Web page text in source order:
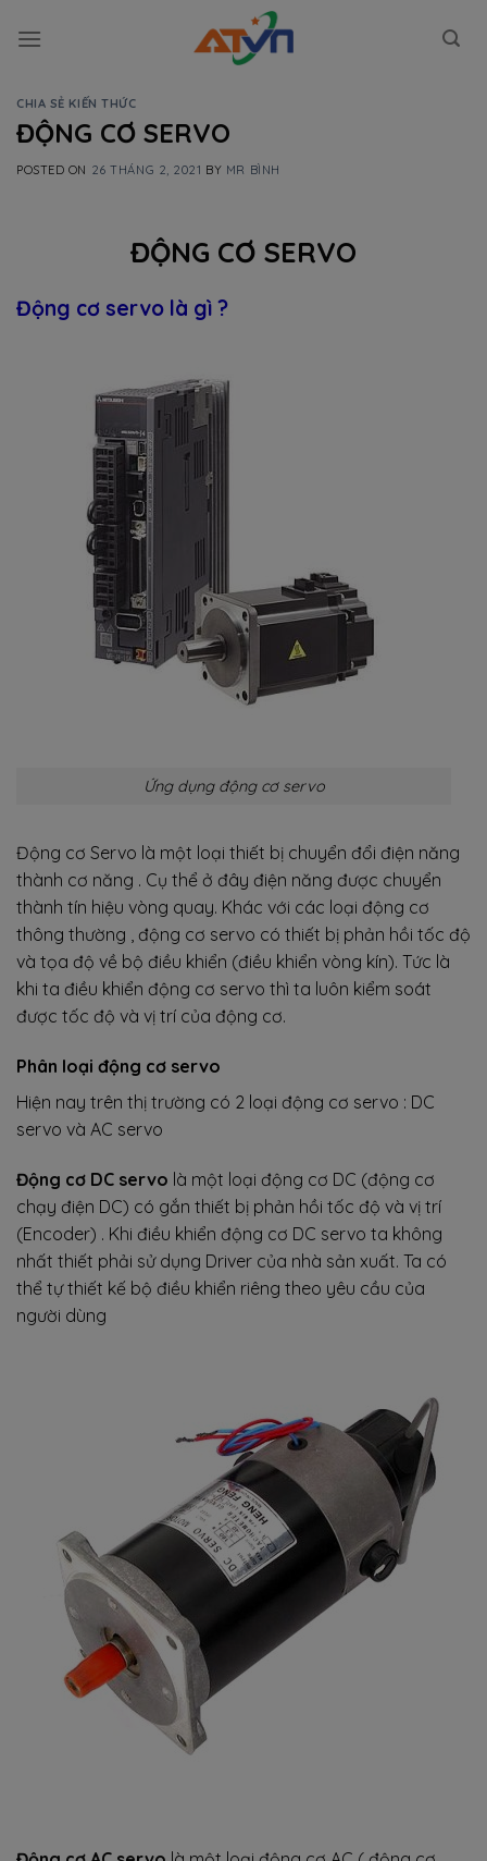
CHIA SẺ KIẾN THỨC
ĐỘNG CƠ SERVO
POSTED ON 26 THÁNG 2, 2021 BY MR BÌNH
ĐỘNG CƠ SERVO
Động cơ servo là gì ?
Ứng dụng động cơ servo
Động cơ Servo là một loại thiết bị chuyển đổi điện năng
thành cơ năng . Cụ thể ở đây điện năng được chuyển
thành tín hiệu vòng quay. Khác với các loại động cơ
thông thường , động cơ servo có thiết bị phản hồi tốc độ
và tọa độ về bộ điều khiển (điều khiển vòng kín). Tức là
khi ta điều khiển động cơ servo thì ta luôn kiểm soát
được tốc độ và vị trí của động cơ.
Phân loại động cơ servo
Hiện nay trên thị trường có 2 loại động cơ servo : DC
servo và AC servo
Động cơ DC servo là một loại động cơ DC (động cơ
chạy điện DC) có gắn thiết bị phản hồi tốc độ và vị trí
(Encoder) . Khi điều khiển động cơ DC servo ta không
nhất thiết phải sử dụng Driver của nhà sản xuất. Ta có
thể tự thiết kế bộ điều khiển riêng theo yêu cầu của
người dùng